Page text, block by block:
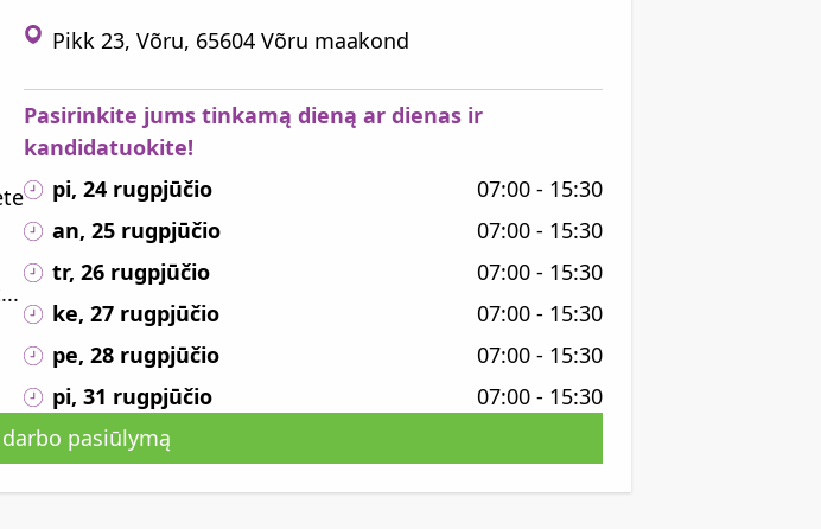
Pasirinkite jums tinkamą dieną ar dienas ir
kandidatuokite!
pi, 24 rugpjūčio
07:00 - 15:30
an, 25 rugpjūčio
07:00 - 15:30
tr, 26 rugpjūčio
07:00 - 15:30
ke, 27 rugpjūčio
07:00 - 15:30
pe, 28 rugpjūčio
07:00 - 15:30
pi, 31 rugpjūčio
07:00 - 15:30
Pikk 23, Võru, 65604 Võru maakond
pasiūlymą